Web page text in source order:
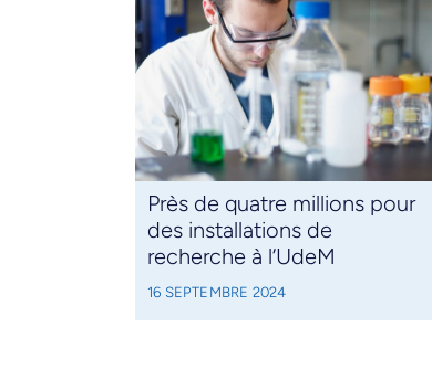
Près de quatre millions pour
des installations de
recherche à l’UdeM
16 SEPTEMBRE 2024